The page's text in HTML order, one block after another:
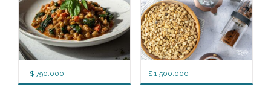
$790.000 $ 1.500.000